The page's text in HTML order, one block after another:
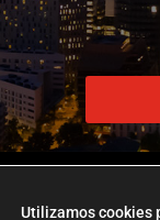
Utilizamos cookies